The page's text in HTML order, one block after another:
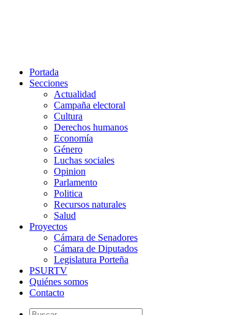
Portada
Secciones
Actualidad
Campaña electoral
Cultura
Derechos humanos
Economía
Género
Luchas sociales
Opinion
Parlamento
Politica
Recursos naturales
Salud
Proyectos
Cámara de Senadores
Cámara de Diputados
Legislatura Porteña
PSURTV
Quiénes somos
Contacto